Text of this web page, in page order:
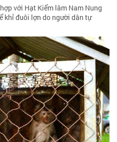
với Hạt Kiểm lâm Nam Nung
khỉ đuôi lợn do người dân tự